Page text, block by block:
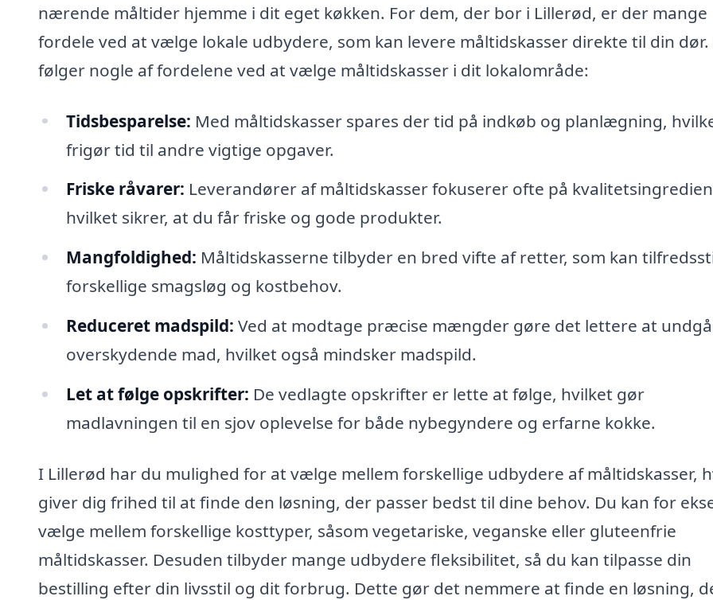
nærende måltider hjemme i dit eget køkken. For dem, der bor i Lillerød, er der mange
fordele ved at vælge lokale udbydere, som kan levere måltidskasser direkte til din dør.
følger nogle af fordelene ved at vælge måltidskasser i dit lokalområde:
Tidsbesparelse: Med måltidskasser spares der tid på indkøb og planlægning,
frigør tid til andre vigtige opgaver.
Friske råvarer: Leverandører af måltidskasser fokuserer ofte på
hvilket sikrer, at du får friske og gode produkter.
Mangfoldighed: Måltidskasserne tilbyder en bred vifte af retter, som kan
forskellige smagsløg og kostbehov.
Reduceret madspild: Ved at modtage præcise mængder gøre det lettere at undgå
overskydende mad, hvilket også mindsker madspild.
Let at følge opskrifter: De vedlagte opskrifter er lette at følge, hvilket gør
madlavningen til en sjov oplevelse for både nybegyndere og erfarne kokke.
I Lillerød har du mulighed for at vælge mellem forskellige udbydere af måltidskasser,
giver dig frihed til at finde den løsning, der passer bedst til dine behov. Du kan for
vælge mellem forskellige kosttyper, såsom vegetariske, veganske eller gluteenfrie
måltidskasser. Desuden tilbyder mange udbydere fleksibilitet, så du kan tilpasse din
bestilling efter din livsstil og dit forbrug. Dette gør det nemmere at finde en løsning,